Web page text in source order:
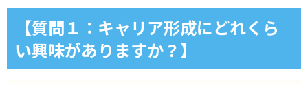
【質問１：キャリア形成にどれくら
い興味がありますか？】